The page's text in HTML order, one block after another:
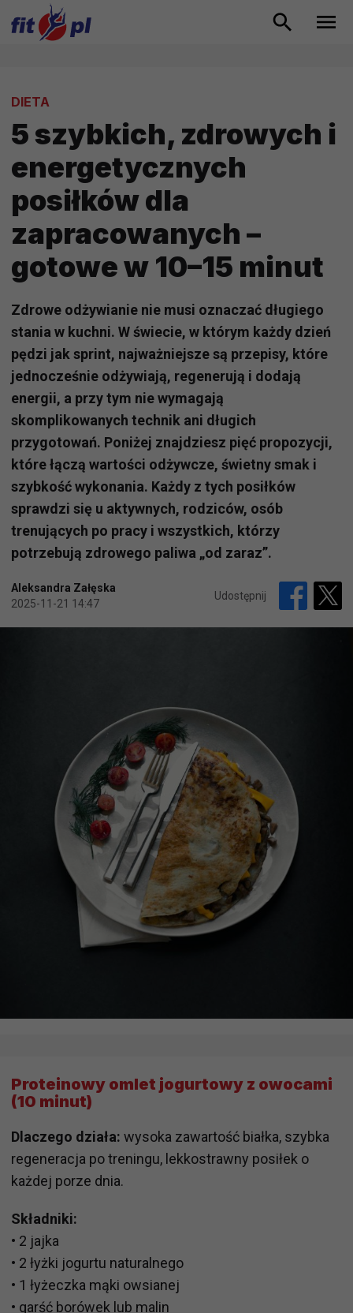
DIETA
5 szybkich, zdrowych i
energetycznych
posiłków dla
zapracowanych –
gotowe w 10–15 minut
Zdrowe odżywianie nie musi oznaczać długiego
stania w kuchni. W świecie, w którym każdy dzień
pędzi jak sprint, najważniejsze są przepisy, które
jednocześnie odżywiają, regenerują i dodają
energii, a przy tym nie wymagają
skomplikowanych technik ani długich
przygotowań. Poniżej znajdziesz pięć propozycji,
które łączą wartości odżywcze, świetny smak i
szybkość wykonania. Każdy z tych posiłków
sprawdzi się u aktywnych, rodziców, osób
trenujących po pracy i wszystkich, którzy
potrzebują zdrowego paliwa „od zaraz”.
Aleksandra Załęska
2025-11-21 14:47
Udostępnij
Proteinowy omlet jogurtowy z owocami
(10 minut)
Dlaczego działa: wysoka zawartość białka, szybka
regeneracja po treningu, lekkostrawny posiłek o
każdej porze dnia.
Składniki:
• 2 jajka
• 2 łyżki jogurtu naturalnego
• 1 łyżeczka mąki owsianej
• garść borówek lub malin